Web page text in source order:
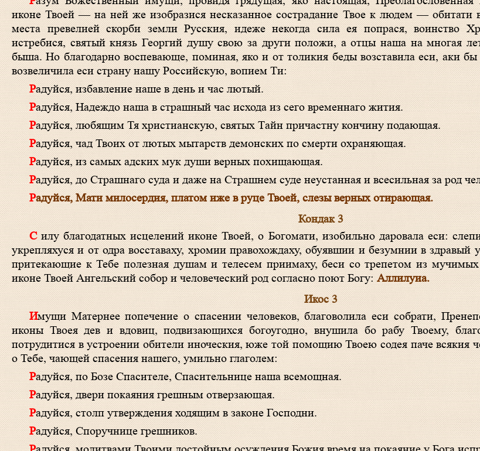
иконе Твоей — на ней же изобразися несказанное сострадание Твое к людем —
места превелией скорби земли Русския, идеже некогда сила ея попрася, воинство
истребися, святый князь Георгий душу свою за други положи, а отцы наша на многая
быша. Но благодарно воспевающе, поминая, яко и от толикия беды возставила еси, аки
возвеличила еси страну нашу Российскую, вопием Ти:
Радуйся, избавление наше в день и час лютый.
Радуйся, Надеждо наша в страшный час исхода из сего временнаго жития.
Радуйся, любящим Тя христианскую, святых Тайн причастну кончину подающая.
Радуйся, чад Твоих от лютых мытарств демонских по смерти охраняющая.
Радуйся, из самых адских мук души верных похищающая.
Радуйся, до Страшнаго суда и даже на Страшнем суде неустанная и всесильная за род
Радуйся, Мати милосердия, платом иже в руце Твоей, слезы верных отирающая.
Кондак 3
С илу благодатных исцелений иконе Твоей, о Богомати, изобильно даровала еси: слепии прозреваху, расслабленнии
укрепляхуся и от одра восставаху, хромии правохождаху, обуявшии и безумнии в
притекающие к Тебе полезная душам и телесем приимаху, беси со трепетом из
иконе Твоей Ангельский собор и человеческий род согласно поют Богу: Аллилуиа.
Икос 3
Имущи Матернее попечение о спасении человеков, благоволила еси собрати, Пренепорочная, окрест чудотворныя
иконы Твоея дев и вдовиц, подвизающихся богоугодно, внушила бо рабу Твоему,
потрудитися в устроении обители иноческия, юже той помощию Твоею содея паче
о Тебе, чающей спасения нашего, умильно глаголем:
Радуйся, по Бозе Спасителе, Спасительнице наша всемощная.
Радуйся, двери покаяния грешным отверзающая.
Радуйся, столп утверждения ходящим в законе Господни.
Радуйся, Споручнице грешников.